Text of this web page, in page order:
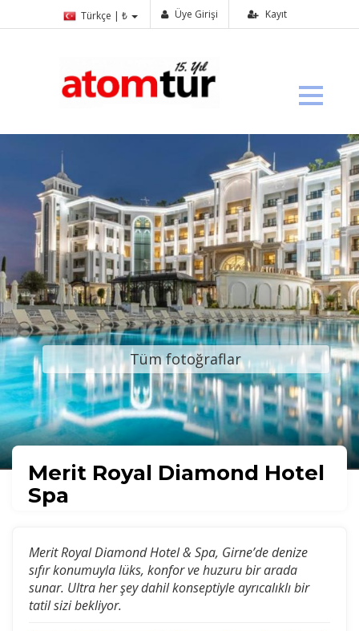
Türkçe | ₺ Üye Girişi Kayıt
Tüm fotoğraflar
Merit Royal Diamond Hotel
Spa
Merit Royal Diamond Hotel & Spa, Girne’de denize
sıfır konumuyla lüks, konfor ve huzuru bir arada
sunar. Ultra her şey dahil konseptiyle ayrıcalıklı bir
tatil sizi bekliyor.